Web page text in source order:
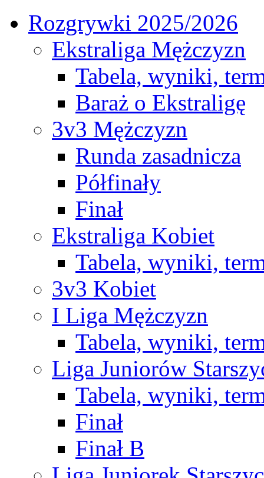
Rozgrywki 2025/2026
Ekstraliga Mężczyzn
Tabela, wyniki,
Baraż o Ekstraligę
3v3 Mężczyzn
Runda zasadnicza
Półfinały
Finał
Ekstraliga Kobiet
Tabela, wyniki,
3v3 Kobiet
I Liga Mężczyzn
Tabela, wyniki,
Liga Juniorów
Tabela, wyniki,
Finał
Finał B